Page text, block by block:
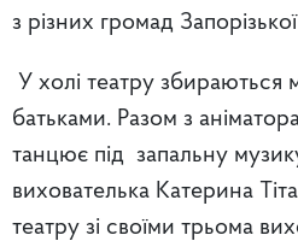
з різних громад
У холі театру збираються
батьками. Разом з
танцює під запальну
вихователька Катерина
театру зі своїми трьома